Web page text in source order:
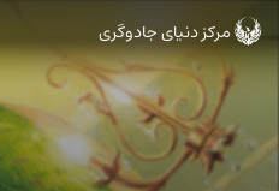
ورود
به
مرکز دنیای جادوگری